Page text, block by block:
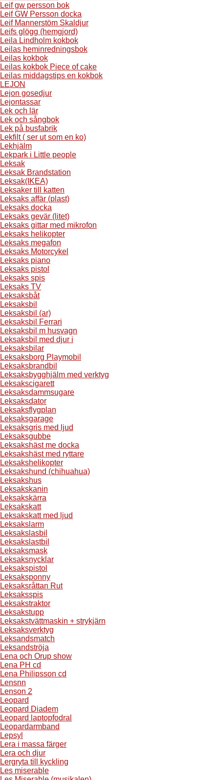
Leif gw persson bok
Leif GW Persson docka
Leif Mannerstöm Skaldjur
Leifs glögg (hemgjord)
Leila Lindholm kokbok
Leilas heminredningsbok
Leilas kokbok
Leilas kokbok Piece of cake
Leilas middagstips en kokbok
LEJON
Lejon gosedjur
Lejontassar
Lek och lär
Lek och sångbok
Lek på busfabrik
Lekfilt ( ser ut som en ko)
Lekhjälm
Lekpark i Little people
Leksak
Leksak Brandstation
Leksak(IKEA)
Leksaker till katten
Leksaks affär (plast)
Leksaks docka
Leksaks gevär (litet)
Leksaks gittar med mikrofon
Leksaks helikopter
Leksaks megafon
Leksaks Motorcykel
Leksaks piano
Leksaks pistol
Leksaks spis
Leksaks TV
Leksaksbåt
Leksaksbil
Leksaksbil (ar)
Leksaksbil Ferrari
Leksaksbil m husvagn
Leksaksbil med djur i
Leksaksbilar
Leksaksborg Playmobil
Leksaksbrandbil
Leksaksbygghjälm med verktyg
Leksakscigarett
Leksaksdammsugare
Leksaksdator
Leksaksflygplan
Leksaksgarage
Leksaksgris med ljud
Leksaksgubbe
Leksakshäst me docka
Leksakshäst med ryttare
Leksakshelikopter
Leksakshund (chihuahua)
Leksakshus
Leksakskanin
Leksakskärra
Leksakskatt
Leksakskatt med ljud
Leksakslarm
Leksakslasbil
Leksakslastbil
Leksaksmask
Leksaksnycklar
Leksakspistol
Leksaksponny
Leksaksråttan Rut
Leksaksspis
Leksakstraktor
Leksakstupp
Leksakstvättmaskin + strykjärn
Leksaksverktyg
Leksandsmatch
Leksandströja
Lena och Orup show
Lena PH cd
Lena Philipsson cd
Lensnn
Lenson 2
Leopard
Leopard Diadem
Leopard laptopfodral
Leopardarmband
Lepsyl
Lera i massa färger
Lera och djur
Lergryta till kyckling
Les miserable